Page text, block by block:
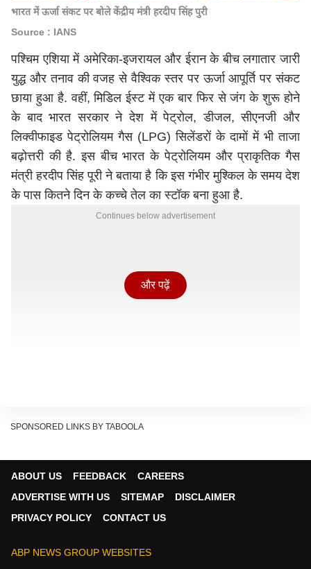
भारत में ऊर्जा संकट पर बोले केंद्रीय मंत्री हरदीप सिंह पुरी
Source : IANS
पश्चिम एशिया में अमेरिका-इजरायल और ईरान के बीच लगातार जारी
युद्ध और तनाव की वजह से वैश्विक स्तर पर ऊर्जा आपूर्ति पर संकट
छाया हुआ है. वहीं, मिडिल ईस्ट में एक बार फिर से जंग के शुरू होने
के बाद भारत सरकार ने देश में पेट्रोल, डीजल, सीएनजी और
लिक्वीफाइड पेट्रोलियम गैस (LPG) सिलेंडरों के दामों में भी ताजा
बढ़ोत्तरी की है. इस बीच भारत के पेट्रोलियम और प्राकृतिक गैस
मंत्री हरदीप सिंह पूरी ने बताया है कि इस गंभीर मुश्किल के समय देश
के पास कितने दिन के कच्चे तेल का स्टॉक बना हुआ है.
Continues below advertisement
Show Quick Read
और पढ़ें
SPONSORED LINKS BY TABOOLA
ABOUT US FEEDBACK
CAREERS
ADVERTISE WITH US
SITEMAP
DISCLAIMER
PRIVACY POLICY
CONTACT US
ABP NEWS GROUP WEBSITES